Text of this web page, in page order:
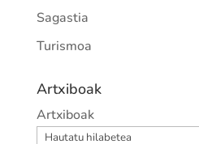
Sagastia
Turismoa
Artxiboak
Artxiboak